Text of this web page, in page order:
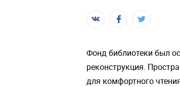
Фонд библиотеки был
реконструкция.
для комфортного